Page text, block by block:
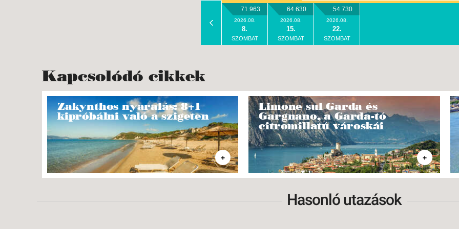
71.963
2026.08.
8.
SZOMBAT
64.630
2026.08.
15.
SZOMBAT
54.730
2026.08.
22.
SZOMBAT
Kapcsolódó cikkek
Zakynthos nyaralás: 8+1
kipróbálni való a szigeten
+
Limone sul Garda és
Gargnano, a Garda-tó
citromillatú városkái
+
Hasonló utazások